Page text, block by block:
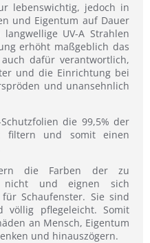
lebenswichtig, jedoch in
und Eigentum auf Dauer
UV-A Strahlen
erhöht maßgeblich das
dafür verantwortlich,
und die Einrichtung bei
und unansehnlich
die 99,5% der
filtern und somit einen
die Farben der zu
nicht und eignen sich
Schaufenster. Sie sind
völlig pflegeleicht. Somit
an Mensch, Eigentum
und hinauszögern.